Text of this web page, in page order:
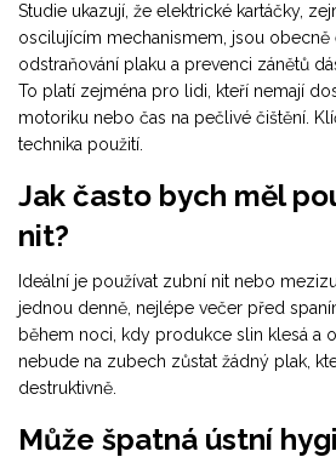
Studie ukazují, že elektrické kartáčky,
oscilujícím mechanismem, jsou obecně
odstraňování plaku a prevenci zánětů
To platí zejména pro lidi, kteří nemají
motoriku nebo čas na pečlivé čištění.
technika použití.
Jak často bych měl
nit?
Ideální je používat zubní nit nebo
jednou denně, nejlépe večer před
během noci, kdy produkce slin klesá a
nebude na zubech zůstat žádný plak,
destruktivně.
Může špatná ústní